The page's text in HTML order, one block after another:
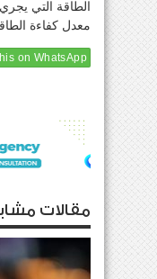
الطاقة التي
معدل كفاءة
on WhatsApp
مقالات